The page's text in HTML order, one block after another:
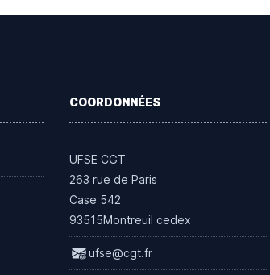
COORDONNÉES
UFSE CGT
263 rue de Paris
Case 542
93515Montreuil cedex
ufse@cgt.fr